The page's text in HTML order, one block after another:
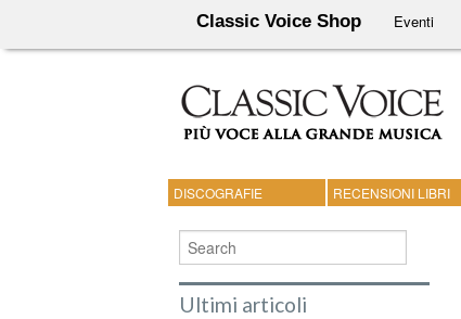
Classic Voice Shop Eventi
DISCOGRAFIE RECENSIONI LIBRI
Ultimi articoli